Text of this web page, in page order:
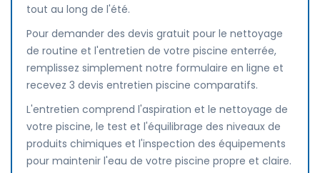
tout au long de l'été.
Pour demander des devis gratuit pour le nettoyage
de routine et l'entretien de votre piscine enterrée,
remplissez simplement notre formulaire en ligne et
recevez 3 devis entretien piscine comparatifs.
L'entretien comprend l'aspiration et le nettoyage de
votre piscine, le test et l'équilibrage des niveaux de
produits chimiques et l'inspection des équipements
pour maintenir l'eau de votre piscine propre et claire.